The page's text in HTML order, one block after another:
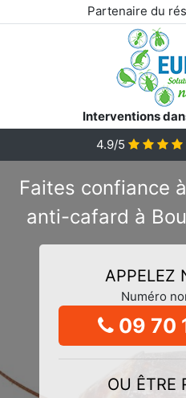
Partenaire du
Interventions
4.9/5
Faites confiance
anti-cafard à
APPELEZ
Numéro
09 70
OU ÊTRE